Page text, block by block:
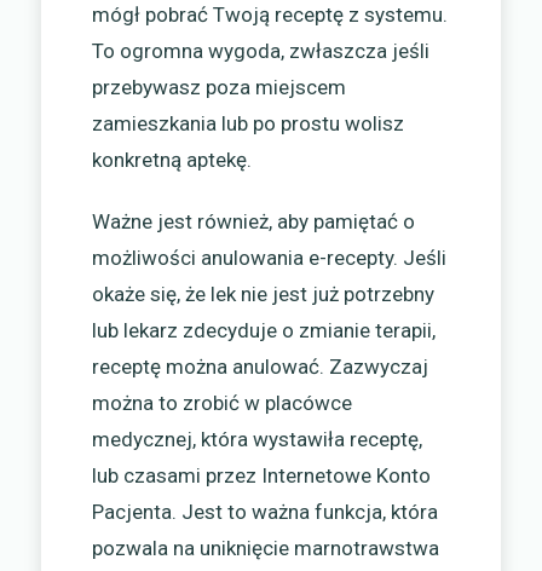
mógł pobrać Twoją receptę z systemu.
To ogromna wygoda, zwłaszcza jeśli
przebywasz poza miejscem
zamieszkania lub po prostu wolisz
konkretną aptekę.
Ważne jest również, aby pamiętać o
możliwości anulowania e-recepty. Jeśli
okaże się, że lek nie jest już potrzebny
lub lekarz zdecyduje o zmianie terapii,
receptę można anulować. Zazwyczaj
można to zrobić w placówce
medycznej, która wystawiła receptę,
lub czasami przez Internetowe Konto
Pacjenta. Jest to ważna funkcja, która
pozwala na uniknięcie marnotrawstwa